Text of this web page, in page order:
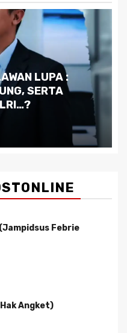
Krisis:
Alam dan
(Jampidsus Febrie
Angket)